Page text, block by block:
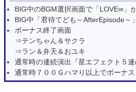
BIG中のBGM選択画面で「LOVE∞」
BIG中「君待てども～AfterEpisode～
ボーナス終了画面
⇒テンちゃん＆サクラ
⇒ラン＆弁天＆おユキ
通常時の連続演出『星エフェクト５連(
通常時７００Ｇハマり以上でボーナ